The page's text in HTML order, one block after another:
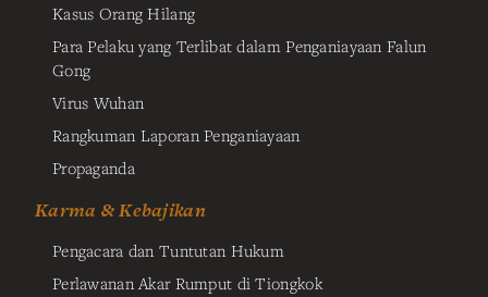
Kasus Orang Hilang
Para Pelaku yang Terlibat dalam Penganiayaan Falun
Gong
Virus Wuhan
Rangkuman Laporan Penganiayaan
Propaganda
Karma & Kebajikan
Pengacara dan Tuntutan Hukum
Perlawanan Akar Rumput di Tiongkok